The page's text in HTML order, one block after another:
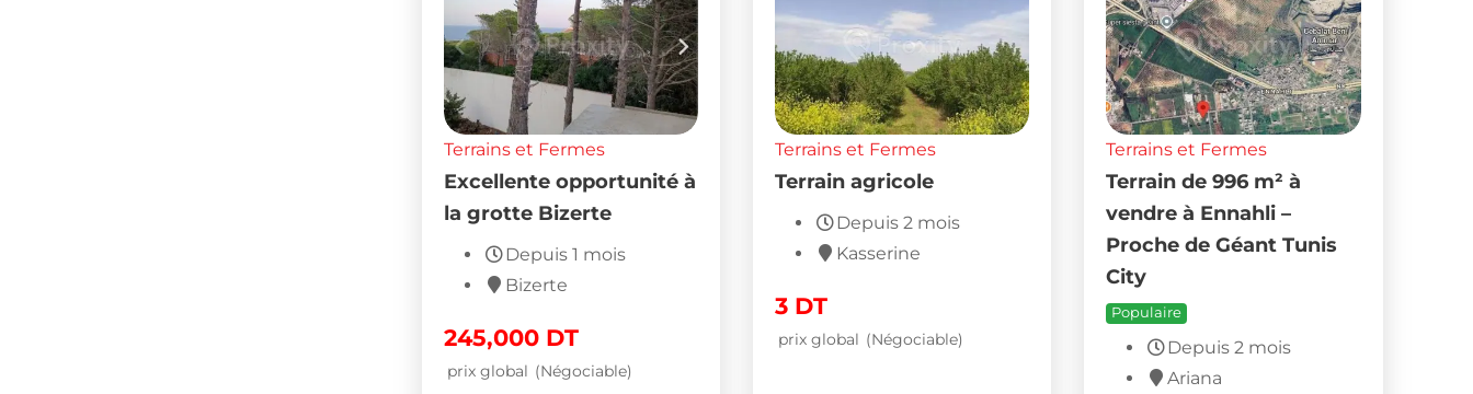
Terrains et Fermes
Excellente opportunité à
la grotte Bizerte
Depuis 1 mois
Bizerte
245,000 DT
prix global (Négociable)
Terrains et Fermes
Terrain agricole
Depuis 2 mois
Kasserine
3 DT
prix global (Négociable)
Terrains et Fermes
Terrain de 996 m² à
vendre à Ennahli –
Proche de Géant Tunis
City
Populaire
Depuis 2 mois
Ariana